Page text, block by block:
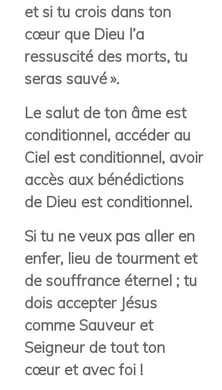
et si tu crois dans ton
cœur que Dieu l’a
ressuscité des morts, tu
seras sauvé ».
Le salut de ton âme est
conditionnel, accéder au
Ciel est conditionnel, avoir
accès aux bénédictions
de Dieu est conditionnel.
Si tu ne veux pas aller en
enfer, lieu de tourment et
de souffrance éternel ; tu
dois accepter Jésus
comme Sauveur et
Seigneur de tout ton
cœur et avec foi !